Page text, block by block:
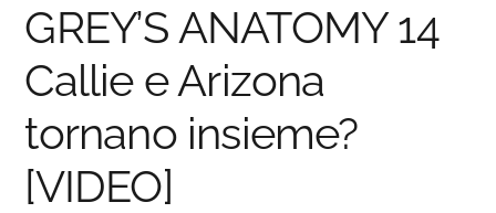
GREY’S ANATOMY 14
Callie e Arizona
tornano insieme?
[VIDEO]